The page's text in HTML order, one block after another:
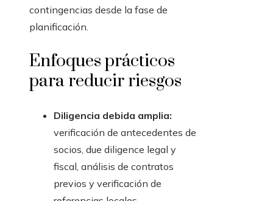
contingencias desde la fase de
planificación.
Enfoques prácticos
para reducir riesgos
Diligencia debida amplia:
verificación de antecedentes de
socios, due diligence legal y
fiscal, análisis de contratos
previos y verificación de